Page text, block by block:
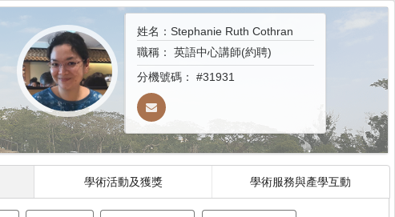
姓名：Stephanie Ruth Cothran
職稱： 英語中心講師(約聘)
分機號碼： #31931
學術活動及獲獎 學術服務與產學互動